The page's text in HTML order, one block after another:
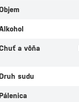
a vôňa
sudu